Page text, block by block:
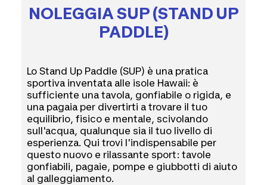
NOLEGGIA SUP (STAND UP
PADDLE)
Lo Stand Up Paddle (SUP) è una pratica
sportiva inventata alle isole Hawaii: è
sufficiente una tavola, gonfiabile o rigida, e
una pagaia per divertirti a trovare il tuo
equilibrio, fisico e mentale, scivolando
sull'acqua, qualunque sia il tuo livello di
esperienza. Qui trovi l'indispensabile per
questo nuovo e rilassante sport: tavole
gonfiabili, pagaie, pompe e giubbotti di aiuto
al galleggiamento.